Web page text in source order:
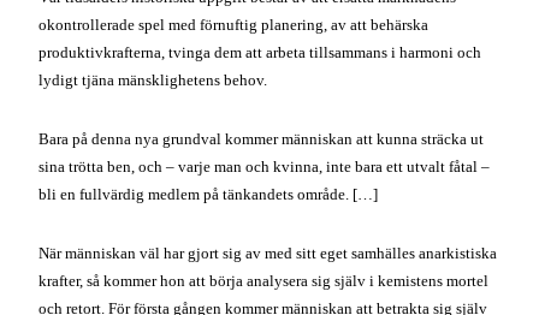
okontrollerade spel med förnuftig planering, av att behärska
produktivkrafterna, tvinga dem att arbeta tillsammans i harmoni och
lydigt tjäna mänsklighetens behov.
Bara på denna nya grundval kommer människan att kunna sträcka ut
sina trötta ben, och – varje man och kvinna, inte bara ett utvalt fåtal –
bli en fullvärdig medlem på tänkandets område. […]
När människan väl har gjort sig av med sitt eget samhälles anarkistiska
krafter, så kommer hon att börja analysera sig själv i kemistens mortel
och retort. För första gången kommer människan att betrakta sig själv